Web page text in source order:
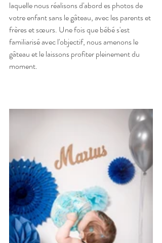
laquelle nous réalisons d'abord es photos de
votre enfant sans le gâteau, avec les parents et
frères et sœurs. Une fois que bébé s'est
familiarisé avec l'objectif, nous amenons le
gâteau et le laissons profiter pleinement du
moment.